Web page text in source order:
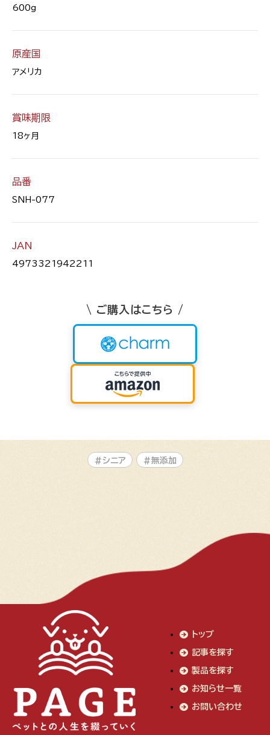
600g
原産国
アメリカ
賞味期限
18ヶ月
品番
SNH-077
JAN
4973321942211
\ ご購入はこちら /
#シニア #無添加
トップ
記事を探す
製品を探す
お知らせ一覧
お問い合わせ